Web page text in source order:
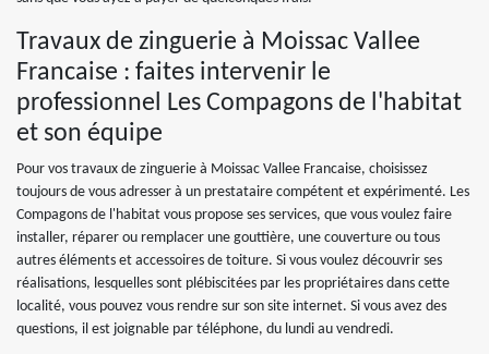
Travaux de zinguerie à Moissac Vallee
Francaise : faites intervenir le
professionnel Les Compagons de l'habitat
et son équipe
Pour vos travaux de zinguerie à Moissac Vallee Francaise, choisissez
toujours de vous adresser à un prestataire compétent et expérimenté. Les
Compagons de l'habitat vous propose ses services, que vous voulez faire
installer, réparer ou remplacer une gouttière, une couverture ou tous
autres éléments et accessoires de toiture. Si vous voulez découvrir ses
réalisations, lesquelles sont plébiscitées par les propriétaires dans cette
localité, vous pouvez vous rendre sur son site internet. Si vous avez des
questions, il est joignable par téléphone, du lundi au vendredi.